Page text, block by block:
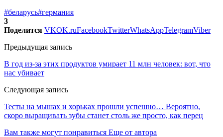
#беларусь#германия
3
Поделится VKOK.ruFacebookTwitterWhatsAppTelegramViber
Предыдущая запись
В год из-за этих продуктов умирает 11 млн человек: вот, что
нас убивает
Следующая запись
Тесты на мышах и хорьках прошли успешно… Вероятно,
скоро выращивать зубы станет столь же просто, как перец
Вам также могут понравиться Еще от автора